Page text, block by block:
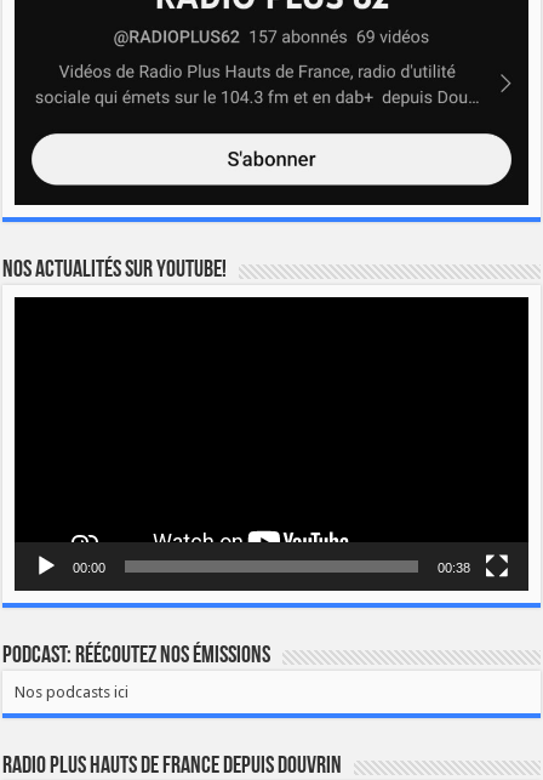
Nos actualités sur YOUTUBE!
00:00 00:38
Podcast: Réécoutez nos émissions
Nos podcasts ici
Radio Plus Hauts de France depuis Douvrin